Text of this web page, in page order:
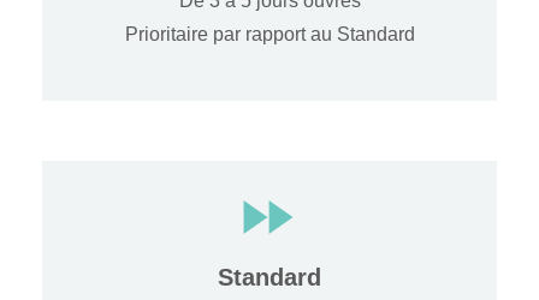
Prioritaire par rapport au Standard
Standard